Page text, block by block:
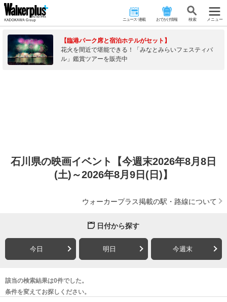
ニュース･連載 おでかけ情報 検 索 メニュー
【臨港パーク席と宿泊ホテルがセット】
花火を間近で堪能できる！「みなとみらいフェスティバ
ル」鑑賞ツアーを販売中
石川県の映画イベント【今週末2026年8月8日
(土)～2026年8月9日(日)】
ウォーカープラス掲載の駅・路線について
日付から探す
今日 明日 今週末
該当の検索結果は0件でした。
条件を変えてお探しください。